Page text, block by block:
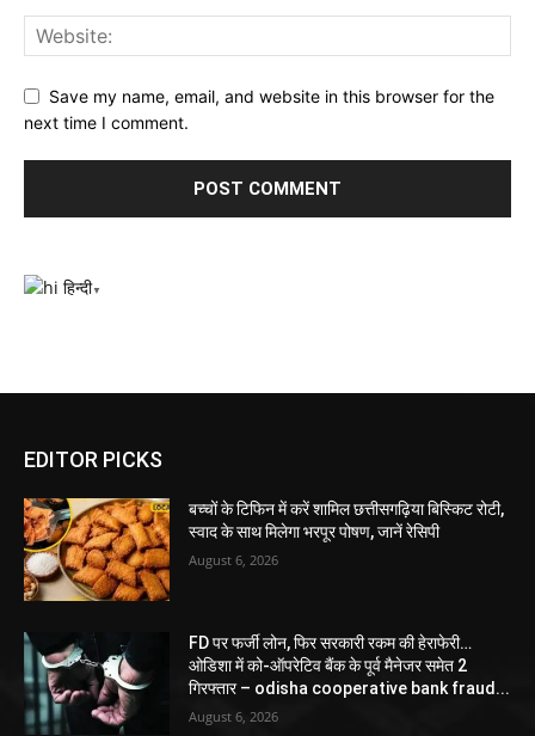
Save my name, email, and website in this browser for the
next time I comment.
हिन्दी▼
EDITOR PICKS
बच्चों के टिफिन में करें शामिल छत्तीसगढ़िया बिस्किट रोटी,
स्वाद के साथ मिलेगा भरपूर पोषण, जानें रेसिपी
August 6, 2026
FD पर फर्जी लोन, फिर सरकारी रकम की हेराफेरी…
ओडिशा में को-ऑपरेटिव बैंक के पूर्व मैनेजर समेत 2
गिरफ्तार – odisha cooperative bank fraud...
August 6, 2026